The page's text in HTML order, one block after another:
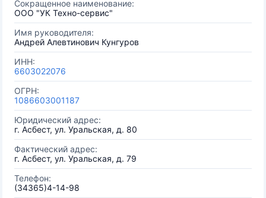
Сокращенное наименование:
ООО "УК Техно-сервис"
Имя руководителя:
Андрей Алевтинович Кунгуров
ИНН:
6603022076
ОГРН:
1086603001187
Юридический адрес:
г. Асбест, ул. Уральская, д. 80
Фактический адрес:
г. Асбест, ул. Уральская, д. 79
Телефон:
(34365)4-14-98